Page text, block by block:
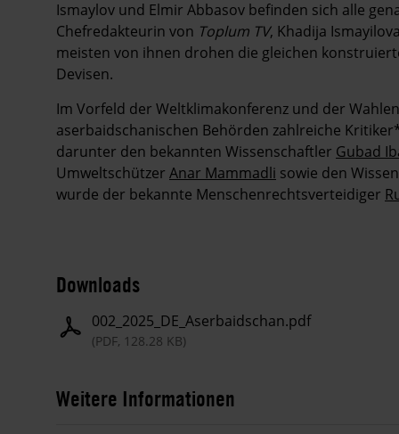
Ismaylov und Elmir Abbasov befinden sich alle
Chefredakteurin von Toplum TV, Khadija
meisten von ihnen drohen die gleichen
Devisen.
Im Vorfeld der Weltklimakonferenz und der
aserbaidschanischen Behörden zahlreiche
darunter den bekannten Wissenschaftler Gubad
Umweltschützer Anar Mammadli sowie den
wurde der bekannte Menschenrechtsverteidiger
Downloads
002_2025_DE_Aserbaidschan.pdf
(PDF, 128.28 KB)
Weitere Informationen